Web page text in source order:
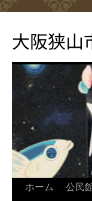
テ
ン
へ
ッ
大阪狭山
ホーム 公民